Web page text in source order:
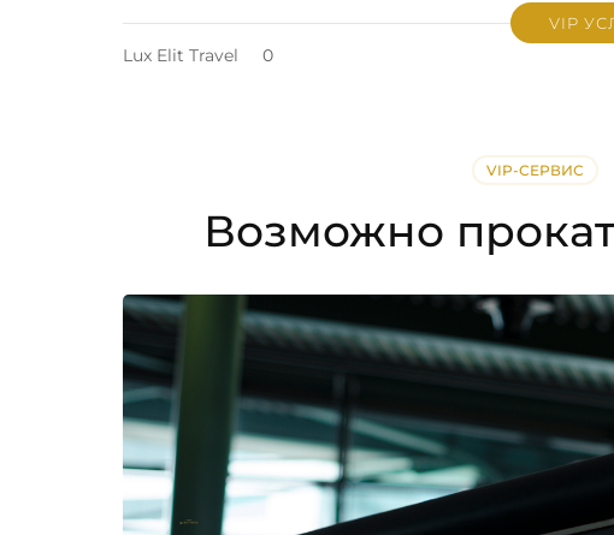
VIP
Lux Elit Travel 0
VIP-СЕРВИС
Возможно